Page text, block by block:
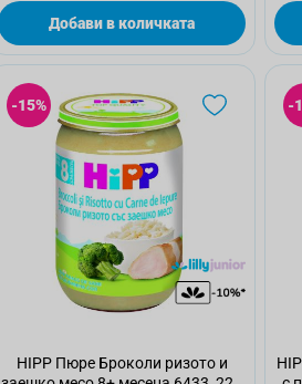
Добави в количката
-15%
HIPP Пюре Броколи ризото и
-